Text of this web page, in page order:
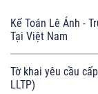
Kế Toán Lê Ánh -
Tại Việt Nam
Tờ khai yêu cầu
LLTP)